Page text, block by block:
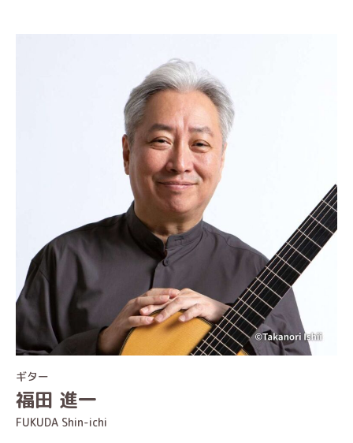
福田 進一
FUKUDA Shin-ichi
ギター